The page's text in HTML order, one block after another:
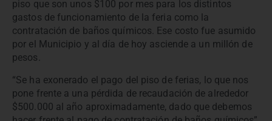
piso que son unos $100 por mes para los distintos
gastos de funcionamiento de la feria como la
contratación de baños químicos. Ese costo fue asumido
por el Municipio y al día de hoy asciende a un millón de
pesos.
“Se ha exonerado el pago del piso de ferias, lo que nos
pone frente a una pérdida de recaudación de alrededor
$500.000 al año aproximadamente, dado que debemos